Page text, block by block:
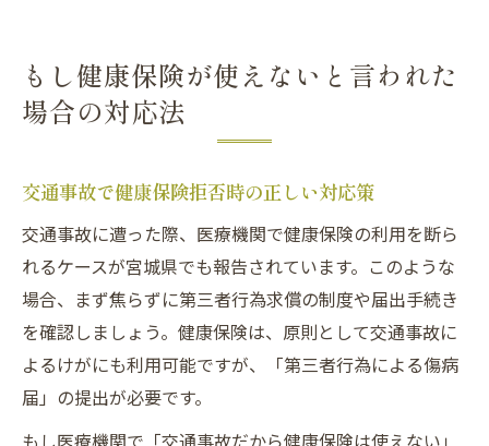
もし健康保険が使えないと言われた
場合の対応法
交通事故で健康保険拒否時の正しい対応策
交通事故に遭った際、医療機関で健康保険の利用を断ら
れるケースが宮城県でも報告されています。このような
場合、まず焦らずに第三者行為求償の制度や届出手続き
を確認しましょう。健康保険は、原則として交通事故に
よるけがにも利用可能ですが、「第三者行為による傷病
届」の提出が必要です。
もし医療機関で「交通事故だから健康保険は使えない」